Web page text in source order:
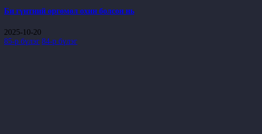
Би гүнтний өргөмөл охин болсон нь
2025-10-20
85-р бүлэг 84-р бүлэг